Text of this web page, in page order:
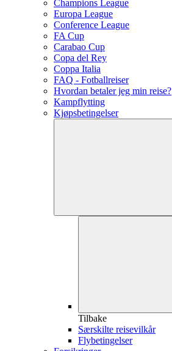
Champions League
Europa League
Conference League
FA Cup
Carabao Cup
Copa del Rey
Coppa Italia
FAQ - Fotballreiser
Hvordan betaler jeg min reise?
Kampflytting
Kjøpsbetingelser
Tilbake
Særskilte reisevilkår
Flybetingelser